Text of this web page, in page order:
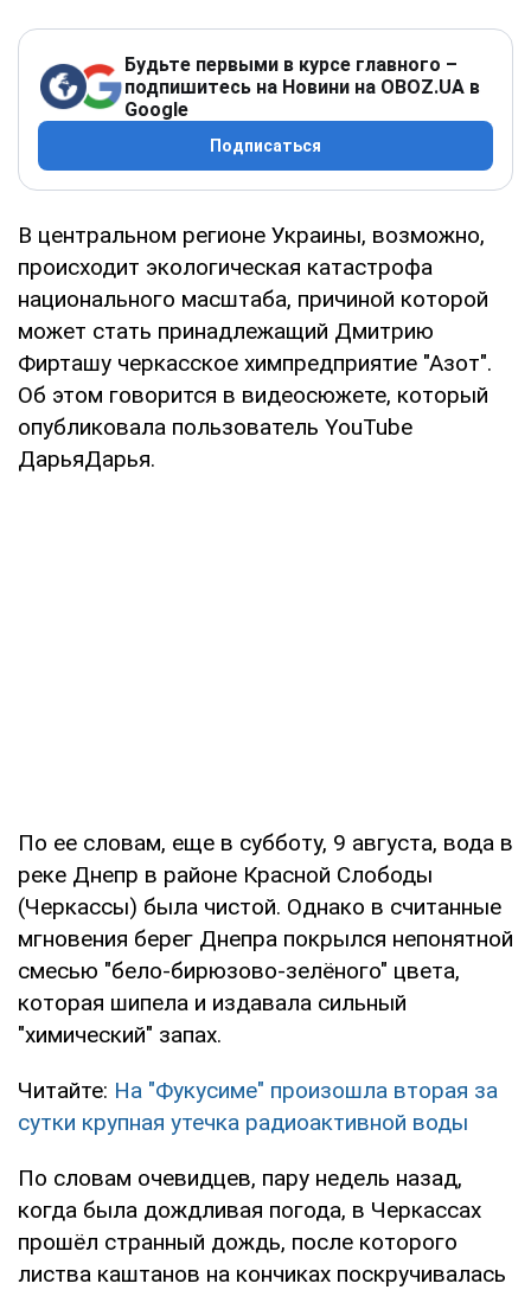
Будьте первыми в курсе главного –
подпишитесь на Новини на OBOZ.UA в
Google
Подписаться
В центральном регионе Украины, возможно,
происходит экологическая катастрофа
национального масштаба, причиной которой
может стать принадлежащий Дмитрию
Фирташу черкасское химпредприятие "Азот".
Об этом говорится в видеосюжете, который
опубликовала пользователь YouTube
ДарьяДарья.
По ее словам, еще в субботу, 9 августа, вода в
реке Днепр в районе Красной Слободы
(Черкассы) была чистой. Однако в считанные
мгновения берег Днепра покрылся непонятной
смесью "бело-бирюзово-зелёного" цвета,
которая шипела и издавала сильный
"химический" запах.
Читайте: На "Фукусиме" произошла вторая за
сутки крупная утечка радиоактивной воды
По словам очевидцев, пару недель назад,
когда была дождливая погода, в Черкассах
прошёл странный дождь, после которого
листва каштанов на кончиках поскручивалась